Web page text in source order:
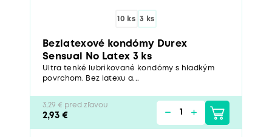
10 ks 3 ks
Bezlatexové kondómy Durex
Sensual No Latex 3 ks
Ultra tenké lubrikované kondómy s hladkým
povrchom. Bez latexu a...
3,29 € pred zľavou
2,93 €